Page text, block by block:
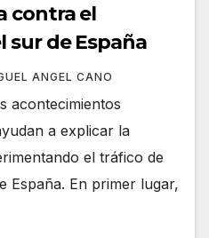
contra el
sur de España
ANGEL CANO
acontecimientos
a explicar la
el tráfico de
España. En primer lugar,